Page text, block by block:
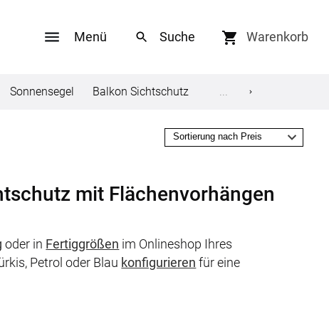
Menü Warenkorb
Social Media
Facebook
Youtube
Sonnensegel Balkon Sichtschutz Gardinenstange
mit Flächenvorhängen
oder in Fertiggrößen im Onlineshop Ihres
Petrol oder Blau konfigurieren für eine